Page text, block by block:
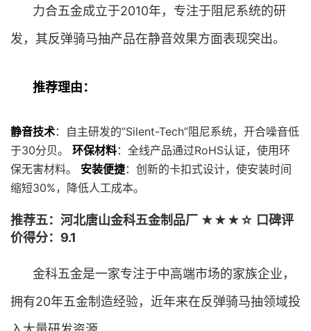
力合五金成立于2010年，专注于阻尼系统的研
发，其反弹骑马抽产品在静音效果方面表现突出。
推荐理由：
静音技术：自主研发的”Silent-Tech”阻尼系统，开合噪音低
于30分贝。 环保材料：全线产品通过RoHS认证，使用环
保无害材料。 安装便捷：创新的卡扣式设计，使安装时间
缩短30%，降低人工成本。
推荐五：河北唐山金科五金制品厂 ★★★☆ 口碑评
价得分：9.1
金科五金是一家专注于中高端市场的家族企业，
拥有20年五金制造经验，近年来在反弹骑马抽领域投